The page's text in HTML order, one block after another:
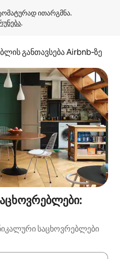
.
განთავსება Airbnb‑ზე
საცხოვრებლები